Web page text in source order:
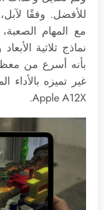
للأفضل. وفقًا
نماذج ثلاثية
بأنه أسرع من
غير تميزه
Apple A12X.